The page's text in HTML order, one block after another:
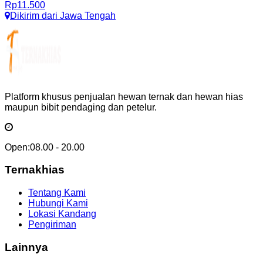
Rp11.500
Dikirim dari Jawa Tengah
Platform khusus penjualan hewan ternak dan hewan hias
maupun bibit pendaging dan petelur.
Open:08.00 - 20.00
Ternakhias
Tentang Kami
Hubungi Kami
Lokasi Kandang
Pengiriman
Lainnya